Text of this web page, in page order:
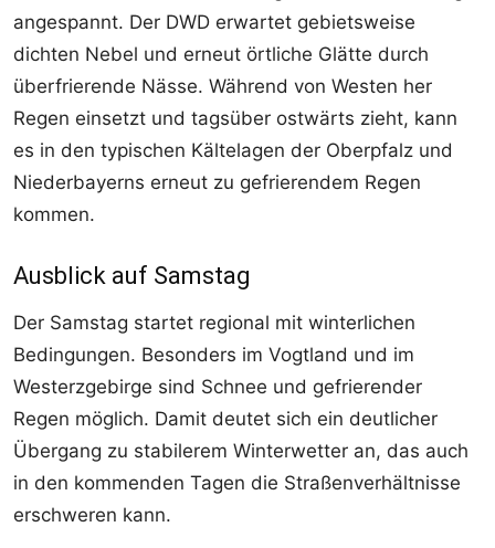
angespannt. Der DWD erwartet gebietsweise
dichten Nebel und erneut örtliche Glätte durch
überfrierende Nässe. Während von Westen her
Regen einsetzt und tagsüber ostwärts zieht, kann
es in den typischen Kältelagen der Oberpfalz und
Niederbayerns erneut zu gefrierendem Regen
kommen.
Ausblick auf Samstag
Der Samstag startet regional mit winterlichen
Bedingungen. Besonders im Vogtland und im
Westerzgebirge sind Schnee und gefrierender
Regen möglich. Damit deutet sich ein deutlicher
Übergang zu stabilerem Winterwetter an, das auch
in den kommenden Tagen die Straßenverhältnisse
erschweren kann.